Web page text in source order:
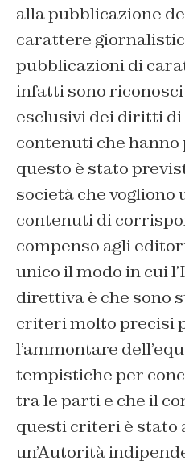
alla pubblicazione
carattere
pubblicazioni di
infatti sono
esclusivi dei diritti
contenuti che
questo è stato
società che
contenuti di
compenso agli
unico il modo in cui
direttiva è che sono
criteri molto precisi
l’ammontare
tempistiche per
tra le parti e che il
questi criteri è stato
un’Autorità